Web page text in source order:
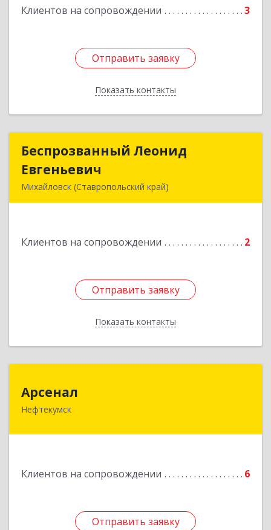
Клиентов на сопровождении 3
Отправить заявку
Показать контакты
Подробнее
Отправить заявку
Назад
Беспрозванный Леонид
Евгеньевич
Михайловск (Ставропольский край)
Клиентов на сопровождении 2
Отправить заявку
Показать контакты
Беспрозванный Леонид
Отправить заявку
Назад
Арсенал
Нефтекумск
Клиентов на сопровождении 6
Отправить заявку
Отправить заявку